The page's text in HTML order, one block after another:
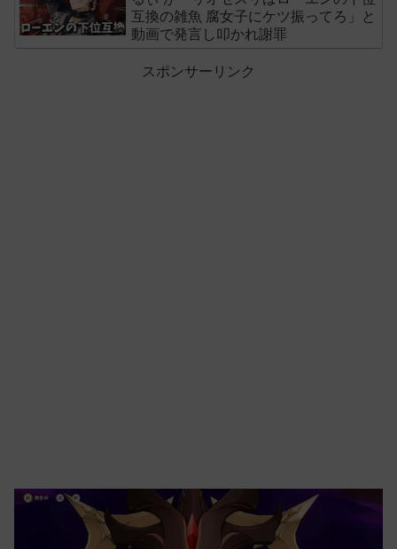
互換の雑魚 腐女子にケツ振ってろ」と
動画で発言し叩かれ謝罪
スポンサーリンク